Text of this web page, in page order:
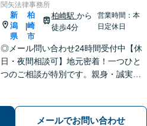
関矢法律事務所
新
潟
県
|
柏
崎
市
柏崎駅から
徒歩4分
営業時間：本
日定休日
◎メール問い合わせ24時間受付中【休
日・夜間相談可】地元密着！一つひと
つのご相談が特別です。親身・誠実な
応。まずはご相談ください【柏崎駅4分
メールでお問い合わせ